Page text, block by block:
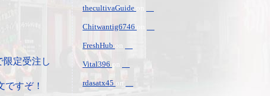
定受注し
すぞ！
thecultivaGuide
Chitwantig6746
FreshHub on
Vital396 on
rdasatx45 on